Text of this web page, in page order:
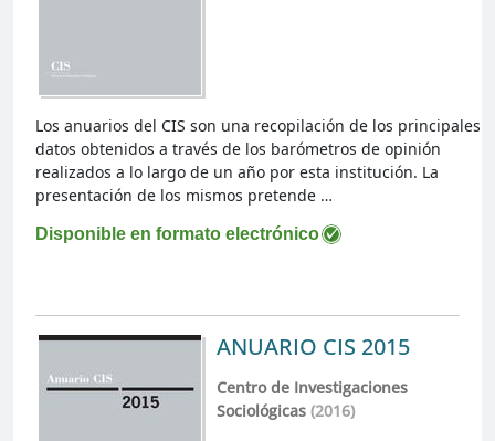
Disponible en formato electrónico
Los anuarios del CIS son una recopilación de los principales
datos obtenidos a través de los barómetros de opinión
realizados a lo largo de un año por esta institución. La
presentación de los mismos pretende …
ANUARIO CIS 2015
Centro de Investigaciones
Sociológicas(2016)